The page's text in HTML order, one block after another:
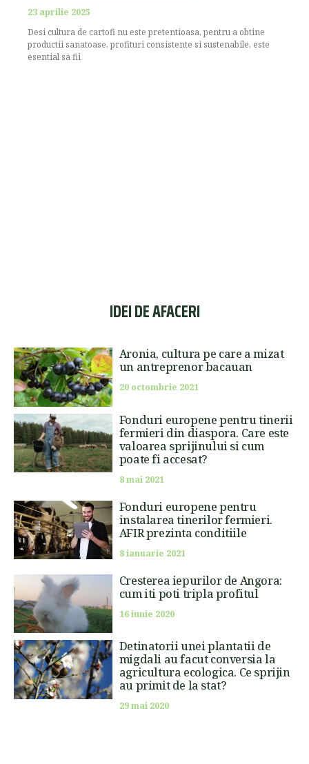
23 aprilie 2025
Desi cultura de cartofi nu este pretentioasa, pentru a obtine
productii sanatoase, profituri consistente si sustenabile, este
esential sa fii
IDEI DE AFACERI
Aronia, cultura pe care a mizat
un antreprenor bacauan
20 octombrie 2021
Fonduri europene pentru tinerii
fermieri din diaspora. Care este
valoarea sprijinului si cum
poate fi accesat?
8 mai 2021
Fonduri europene pentru
instalarea tinerilor fermieri.
AFIR prezinta conditiile
8 ianuarie 2021
Cresterea iepurilor de Angora:
cum iti poti tripla profitul
16 iunie 2020
Detinatorii unei plantatii de
migdali au facut conversia la
agricultura ecologica. Ce sprijin
au primit de la stat?
29 mai 2020